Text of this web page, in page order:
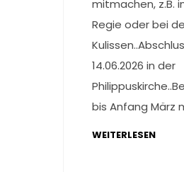
mitmachen, z.B.
Regie oder bei
14.06.2026 in der
bis Anfang März
WEITERLESEN